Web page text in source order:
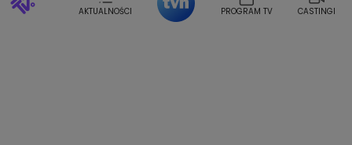
Weekendowa Metamorfoza
Leszek Lichota
AKTUALNOŚCI PROGRAM TV CASTINGI